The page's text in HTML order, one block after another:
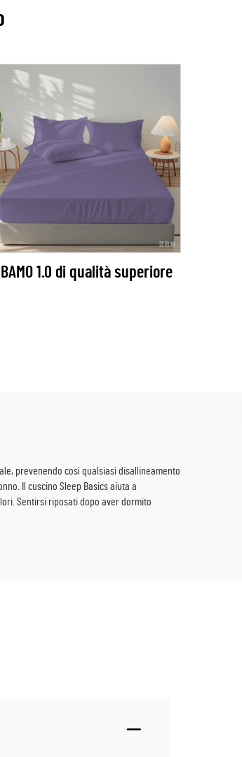
BAMO 1.0 di qualità superiore
prevenendo così qualsiasi disallineamento
Il cuscino Sleep Basics aiuta a
Sentirsi riposati dopo aver dormito